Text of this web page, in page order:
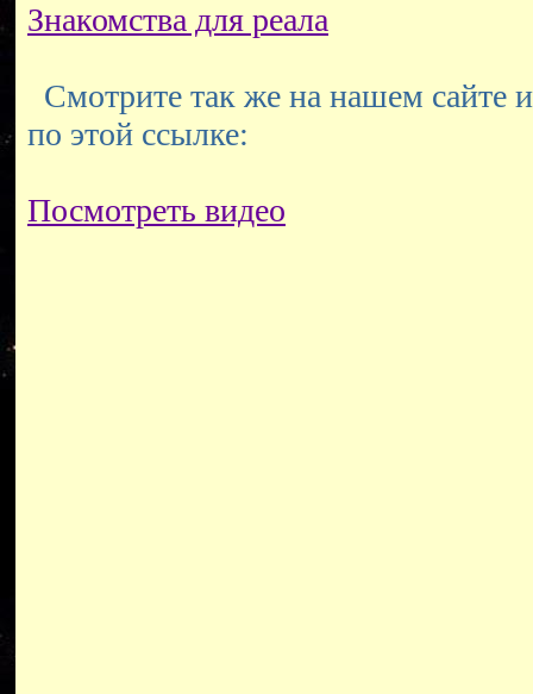
Знакомства для реала
Смотрите так же на нашем сайте
по этой ссылке:
Посмотреть видео